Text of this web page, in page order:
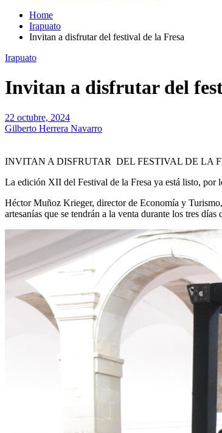
Home
Irapuato
Invitan a disfrutar del festival de la Fresa
Irapuato
Invitan a disfrutar del
22 octubre, 2024
Gilberto Herrera Navarro
INVITAN A DISFRUTAR DEL FESTIVAL DE LA
La edición XII del Festival de la Fresa ya está listo, por
Héctor Muñoz Krieger, director de Economía y
artesanías que se tendrán a la venta durante los tres días